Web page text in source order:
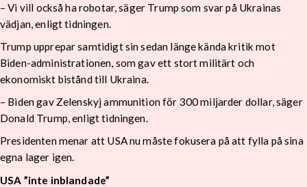
– Vi vill också ha robotar, säger Trump som svar på Ukrainas
vädjan, enligt tidningen.
Trump upprepar samtidigt sin sedan länge kända kritik mot
Biden-administrationen, som gav ett stort militärt och
ekonomiskt bistånd till Ukraina.
– Biden gav Zelenskyj ammunition för 300 miljarder dollar, säger
Donald Trump, enligt tidningen.
Presidenten menar att USA nu måste fokusera på att fylla på sina
egna lager igen.
USA ”inte inblandade”